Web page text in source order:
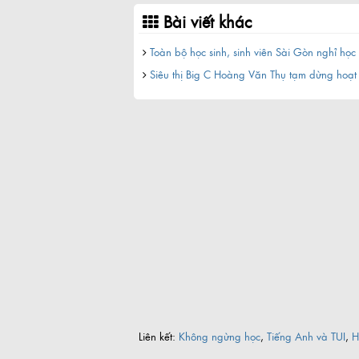
Bài viết khác
Toàn bộ học sinh, sinh viên Sài Gòn nghỉ
Siêu thị Big C Hoàng Văn Thụ tạm dừng
Liên kết: Không ngừng học, Tiếng Anh và TUI,